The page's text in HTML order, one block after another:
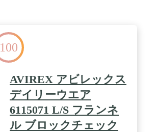
100
AVIREX アビレックス
デイリーウエア
6115071 L/S フランネ
ル ブロックチェック